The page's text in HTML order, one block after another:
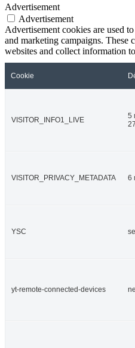
Advertisement
Advertisement
Advertisement cookies are used
and marketing campaigns. These
websites and collect information
Cookie
VISITOR_INFO1_LIVE
5
VISITOR_PRIVACY_METADATA 6
YSC
yt-remote-connected-devices